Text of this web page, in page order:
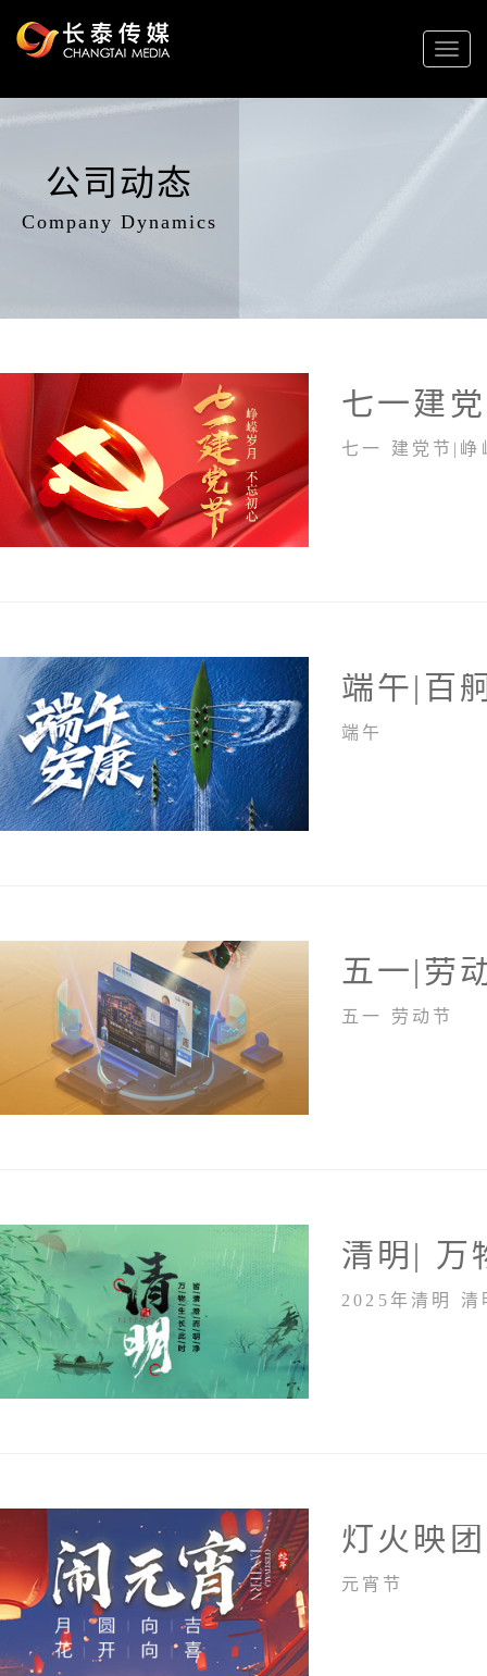
Toggle
公司动态
Company Dynamics
七一建
端午|百
端午
五一|劳
五一 劳动节
清明| 万
2025
灯火映
元宵节